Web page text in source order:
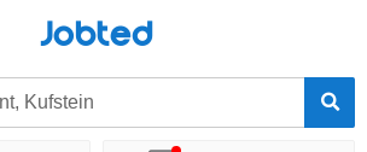
Jobted
Kufstein